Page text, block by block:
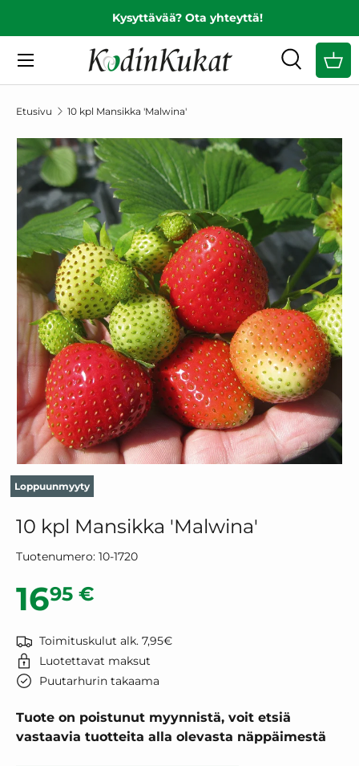
SIIRRY SISÄLTÖÖN
Kysyttävää? Ota yhteyttä!
Hae
Haku
Valikko
Etusivu 10 kpl Mansikka 'Malwina'
SIIRRY TUOTETIETOIHIN
Loppuunmyyty
10 kpl Mansikka 'Malwina'
Tuotenumero: 10-1720
Normaalihinta
1695 €
Toimituskulut alk. 7,95€
Luotettavat maksut
Puutarhurin takaama
Tuote on poistunut myynnistä, voit etsiä
vastaavia tuotteita alla olevasta näppäimestä